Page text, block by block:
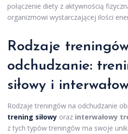
połączenie diety z aktywnością
organizmowi wystarczającej ilości
Rodzaje
odchudzanie:
siłowy i
Rodzaje treningów na odchudzanie
trening siłowy oraz interwałowy
z tych typów treningów ma swoje